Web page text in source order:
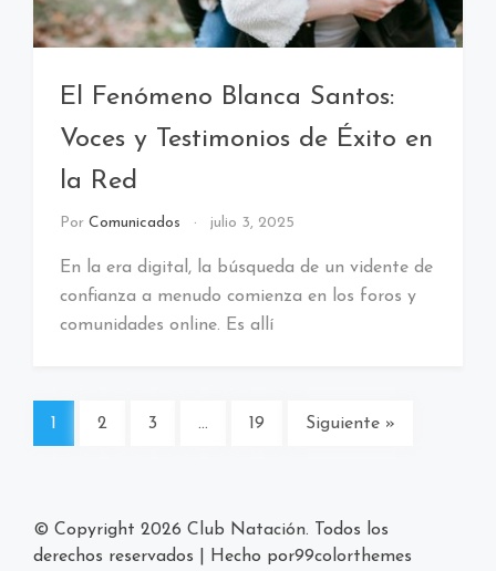
El Fenómeno Blanca Santos:
Voces y Testimonios de Éxito en
la Red
Por Comunicados julio 3, 2025
En la era digital, la búsqueda de un vidente de
confianza a menudo comienza en los foros y
comunidades online. Es allí
1 2 3 … 19 Siguiente »
© Copyright 2026 Club Natación. Todos los
derechos reservados
Hecho por99colorthemes